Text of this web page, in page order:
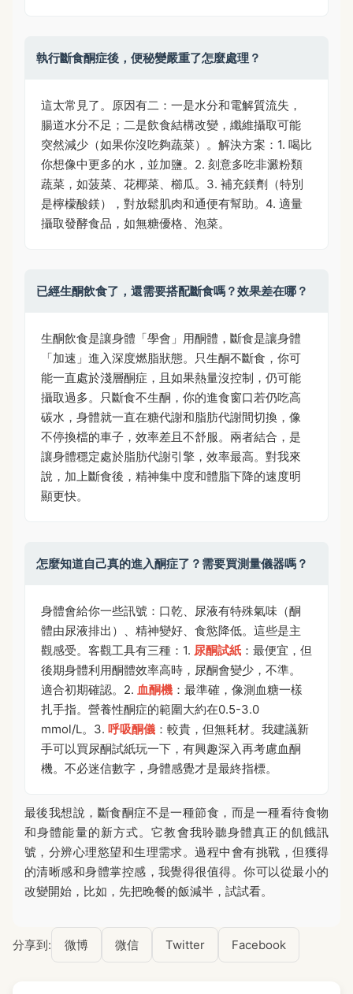
執行斷食酮症後，便秘變嚴重了怎麼處理？
這太常見了。原因有二：一是水分和電解質流失，
腸道水分不足；二是飲食結構改變，纖維攝取可能
突然減少（如果你沒吃夠蔬菜）。解決方案：1. 喝比
你想像中更多的水，並加鹽。2. 刻意多吃非澱粉類
蔬菜，如菠菜、花椰菜、櫛瓜。3. 補充鎂劑（特別
是檸檬酸鎂），對放鬆肌肉和通便有幫助。4. 適量
攝取發酵食品，如無糖優格、泡菜。
已經生酮飲食了，還需要搭配斷食嗎？效果差在哪？
生酮飲食是讓身體「學會」用酮體，斷食是讓身體
「加速」進入深度燃脂狀態。只生酮不斷食，你可
能一直處於淺層酮症，且如果熱量沒控制，仍可能
攝取過多。只斷食不生酮，你的進食窗口若仍吃高
碳水，身體就一直在糖代謝和脂肪代謝間切換，像
不停換檔的車子，效率差且不舒服。兩者結合，是
讓身體穩定處於脂肪代謝引擎，效率最高。對我來
說，加上斷食後，精神集中度和體脂下降的速度明
顯更快。
怎麼知道自己真的進入酮症了？需要買測量儀器嗎？
身體會給你一些訊號：口乾、尿液有特殊氣味（酮
體由尿液排出）、精神變好、食慾降低。這些是主
觀感受。客觀工具有三種：1. 尿酮試紙 ：最便宜，但
後期身體利用酮體效率高時，尿酮會變少，不準。
適合初期確認。2. 血酮機 ：最準確，像測血糖一樣
扎手指。營養性酮症的範圍大約在0.5-3.0
mmol/L。3. 呼吸酮儀 ：較貴，但無耗材。我建議新
手可以買尿酮試紙玩一下，有興趣深入再考慮血酮
機。不必迷信數字，身體感覺才是最終指標。
最後我想說，斷食酮症不是一種節食，而是一種看待食物
和身體能量的新方式。它教會我聆聽身體真正的飢餓訊
號，分辨心理慾望和生理需求。過程中會有挑戰，但獲得
的清晰感和身體掌控感，我覺得很值得。你可以從最小的
改變開始，比如，先把晚餐的飯減半，試試看。
分享到: 微博 微信 Twitter Facebook